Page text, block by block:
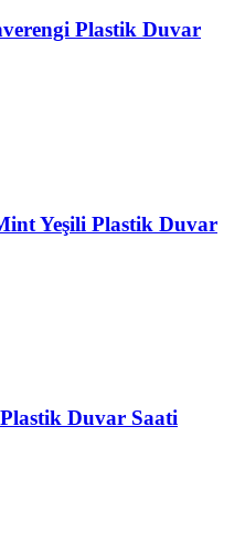
Plastik Duvar
Yeşili Plastik Duvar
Duvar Saati